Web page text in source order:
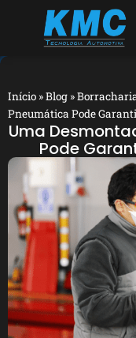
Início »Blog »
Pneumática Pode
Uma
Pode